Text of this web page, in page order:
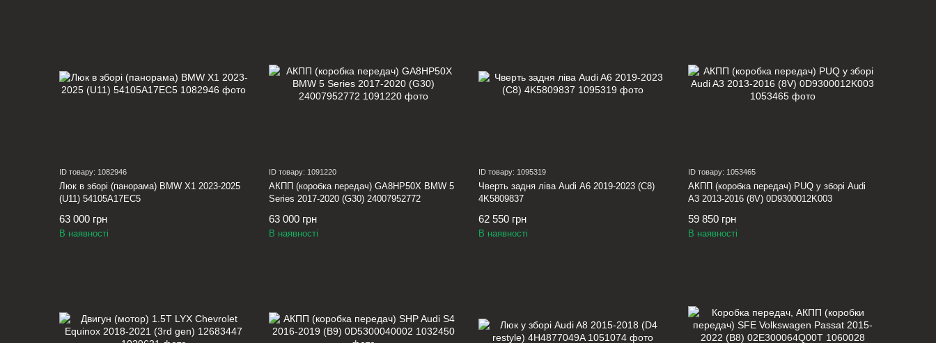
ID товару: 1082946
Люк в зборі (панорама) BMW X1 2023-2025
(U11) 54105A17EC5
63 000 грн
В наявності
ID товару: 1091220
АКПП (коробка передач) GA8HP50X BMW 5
Series 2017-2020 (G30) 24007952772
63 000 грн
В наявності
ID товару: 1095319
Чверть задня ліва Audi A6 2019-2023 (C8)
4K5809837
62 550 грн
В наявності
ID товару: 1053465
АКПП (коробка передач) PUQ у зборі Audi
A3 2013-2016 (8V) 0D9300012K003
59 850 грн
В наявності